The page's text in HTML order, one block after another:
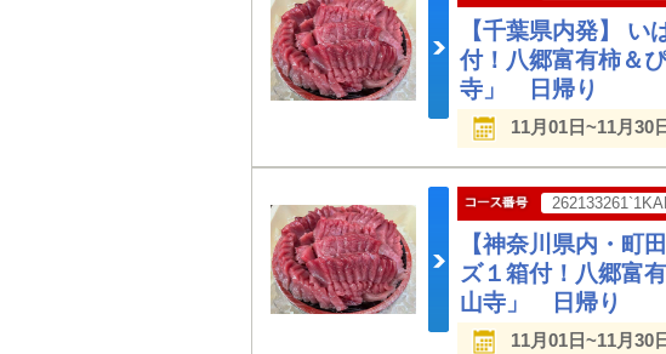
【千葉県内発】
付！八郷富有柿＆
寺」 日帰り
11月01日~11月30
【神奈川県内・町
ズ１箱付！八郷富
山寺」 日帰り
11月01日~11月30